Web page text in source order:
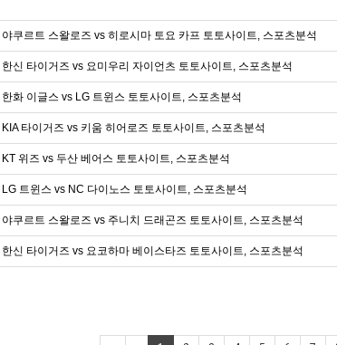
야쿠르트 스왈로즈 vs 히로시마 토요 카프 토토사이트, 스포츠분석
한신 타이거즈 vs 요미우리 자이언츠 토토사이트, 스포츠분석
한화 이글스 vs LG 트윈스 토토사이트, 스포츠분석
KIA 타이거즈 vs 키움 히어로즈 토토사이트, 스포츠분석
KT 위즈 vs 두산 베어스 토토사이트, 스포츠분석
LG 트윈스 vs NC 다이노스 토토사이트, 스포츠분석
야쿠르트 스왈로즈 vs 주니치 드래곤즈 토토사이트, 스포츠분석
한신 타이거즈 vs 요코하마 베이스타즈 토토사이트, 스포츠분석